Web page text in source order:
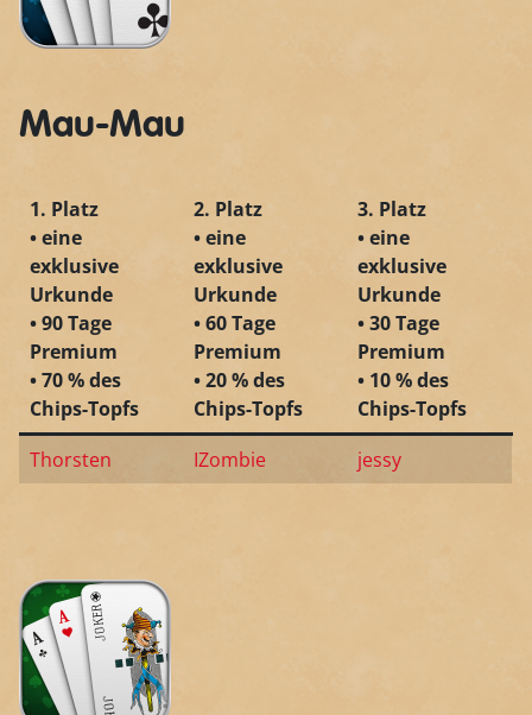
Mau-Mau
1. Platz
• eine
exklusive
Urkunde
• 90 Tage
Premium
• 70 % des
Chips-Topfs
2. Platz
• eine
exklusive
Urkunde
• 60 Tage
Premium
• 20 % des
Chips-Topfs
3. Platz
• eine
exklusive
Urkunde
• 30 Tage
Premium
• 10 % des
Chips-Topfs
Thorsten
IZombie jessy